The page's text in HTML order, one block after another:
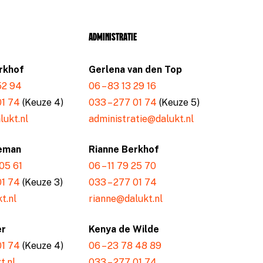
94
74 (Keuze 4)
61
74 (Keuze 3)
74 (Keuze 4)
Administratie
Gerlena van den Top
06 – 83 13 29 16
033 – 277 01 74 (Keuze 5)
administratie@dalukt.nl
Rianne Berkhof
06 – 11 79 25 70
033 – 277 01 74
rianne@dalukt.nl
Kenya de Wilde
06 – 23 78 48 89